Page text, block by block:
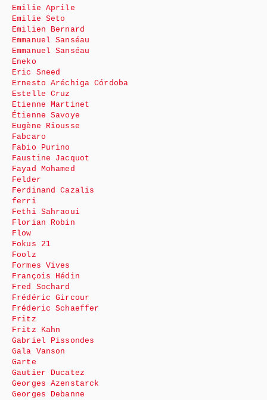
Emilie Aprile
Emilie Seto
Emilien Bernard
Emmanuel Sanséau
Emmanuel Sanséau
Eneko
Eric Sneed
Ernesto Aréchiga Córdoba
Estelle Cruz
Etienne Martinet
Étienne Savoye
Eugène Riousse
Fabcaro
Fabio Purino
Faustine Jacquot
Fayad Mohamed
Felder
Ferdinand Cazalis
ferri
Fethi Sahraoui
Florian Robin
Flow
Fokus 21
Foolz
Formes Vives
François Hédin
Fred Sochard
Frédéric Gircour
Fréderic Schaeffer
Fritz
Fritz Kahn
Gabriel Pissondes
Gala Vanson
Garte
Gautier Ducatez
Georges Azenstarck
Georges Debanne